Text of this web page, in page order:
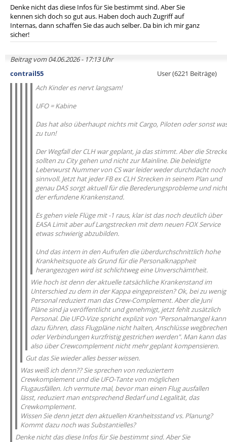
Denke nicht das diese Infos für Sie bestimmt sind. Aber Sie
kennen sich doch so gut aus. Haben doch auch Zugriff auf
Internas, dann schaffen Sie das auch selber. Da bin ich mir ganz
sicher!
Beitrag vom 04.06.2026 - 17:13 Uhr
contrail55
User (6221 Beiträge)
Ach Kinder es nervt langsam!
UFO = Kabine
Das hat also überhaupt nichts mit Cargo, Piloten oder sonst
zu tun!
Der Wegfall der CLH war geplant, ja das stimmt. Aber die
sollten zu City gehen und nicht zur Mainline. Die beleidigte
Leberwurst Nummer von CS war leider weder durchdacht noch
sinnvoll. Jetzt hat jeder FB ex CLH Strecken in seinem Plan und
genau DAS sorgt aktuell für die Berederungsprobleme und nicht
der erfundene Krankenstand.
Es gehen viele Flüge mit -1 raus, klar ist das noch deutlich über
EASA Limit aber auf Langstrecken mit dem neuen FOX Service
etwas schwierig abzubilden.
Und das intern in den Aufrufen die überdurchschnittlich hohe
Krankheitsquote als Grund für die Personalknappheit
herangezogen wird ist schlichtweg eine Unverschämtheit.
Wie hoch ist denn der aktuelle tatsächliche Krankenstand im
Unterschied zu dem in der Kappa eingepreisten? Ok, bei zu wenig
Personal reduziert man das Crew-Complement. Aber die Juni
Pläne sind ja veröffentlicht und genehmigt, jetzt fehlt zusätzlich
Personal. Die UFO-Vize spricht explizit von "Personalmangel kann
dazu führen, dass Flugpläne nicht halten, Anschlüsse wegbrechen
oder Verbindungen kurzfristig gestrichen werden". Man kann das
also über Crewcomplement nicht mehr geplant kompensieren.
Gut das Sie wieder alles besser wissen.
Was weiß ich denn?? Sie sprechen von reduziertem
Crewkomplement und die UFO-Tante von möglichen
Flugausfällen. Ich vermute mal, bevor man einen Flug ausfallen
lässt, reduziert man entsprechend Bedarf und Legalität, das
Crewkomplement.
Wissen Sie denn jetzt den aktuellen Kranheitsstand vs. Planung?
Kommt dazu noch was Substantielles?
Denke nicht das diese Infos für Sie bestimmt sind. Aber Sie